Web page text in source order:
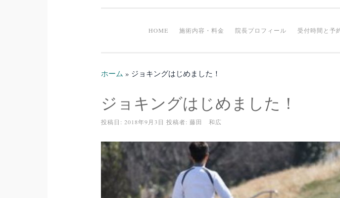
プ
HOME 施術内容・料金 院長プロフィール 受付時間と予
ホーム » ジョキングはじめました！
ジョキングはじめました！
投稿日: 2018年9月3日 投稿者: 藤田 和広